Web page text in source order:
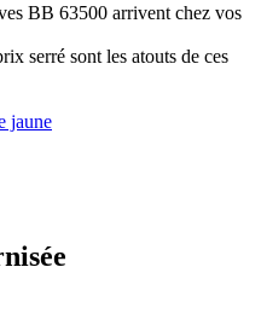
BB 63500 arrivent chez vos
serré sont les atouts de ces